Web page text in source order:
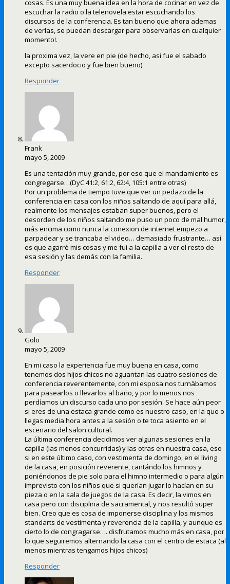
cosas. Es una muy buena idea en la hora de cocinar en vez de
escuchar la radio o la telenovela estar escuchando los
discursos de la conferencia. Es tan bueno que ahora ademas
de verlas, se puedan descargar para observarlas en cualquier
momento!.
la proxima vez, la vere en pie (de hecho, asi fue el sabado
excepto sacerdocio y fue bien bueno).
Responder
Frank
mayo 5, 2009
Es una tentación muy grande, por eso que el mandamiento es
congregarse…(DyC 41:2, 61:2, 62:4, 105:1 entre otras)
Por un problema de tiempo tuve que ver un pedazo de la
conferencia en casa con los niños saltando de aquí para allá,
realmente los mensajes estaban super buenos, pero el
desorden de los niños saltando me puso un poco de mal humor,
más encima como nunca la conexion de internet empezo a
parpadear y se trancaba el video… demasiado frustrante… así
es que agarré mis cosas y me fui a la capilla a ver el resto de
esa sesión y las demás con la familia.
Responder
Golo
mayo 5, 2009
En mi caso la experiencia fue muy buena en casa, como
tenemos dos hijos chicos no aguantan las cuatro sesiones de
conferencia reverentemente, con mi esposa nos turnàbamos
para pasearlos o llevarlos al baño, y por lo menos nos
perdíamos un discurso cada uno por sesión. Se hace aún peor
si eres de una estaca grande como es nuestro caso, en la que o
llegas media hora antes a la sesión o te toca asiento en el
escenario del salon cultural.
La última conferencia decidimos ver algunas sesiones en la
capilla (las menos concurridas) y las otras en nuestra casa, eso
si en este último caso, con vestimenta de domingo, en el living
de la casa, en posición reverente, cantándo los himnos y
poniéndonos de pie solo para el himno intermedio o para algún
imprevisto con los niños que si querían jugar lo hacían en su
pieza o en la sala de juegos de la casa. Es decir, la vimos en
casa pero con disciplina de sacramental, y nos resultó super
bien. Creo que es cosa de imponerse disciplina y los mismos
standarts de vestimenta y reverencia de la capilla, y aunque es
cierto lo de congragarse…. disfrutamos mucho más en casa, por
lo que seguiremos alternando la casa con el centro de estaca (al
menos mientras tengamos hijos chicos)
Responder